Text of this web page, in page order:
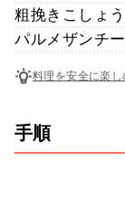
粗挽きこしょう
パルメザンチ
料理を安全に楽
手順